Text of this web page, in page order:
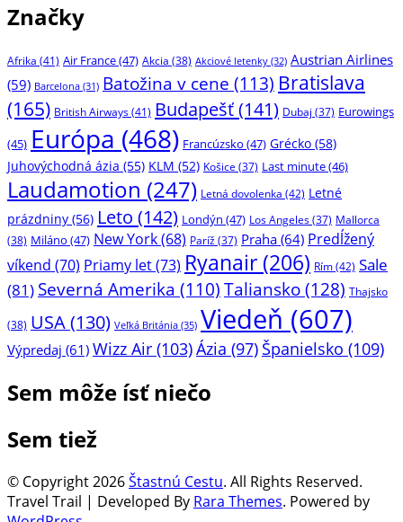
Značky
Afrika (41) Air France (47) Akcia (38) Akciové letenky (32) Austrian Airlines
(59) Barcelona (31) Batožina v cene (113) Bratislava
(165) British Airways (41) Budapešť (141) Dubaj (37) Eurowings
(45) Európa (468) Francúzsko (47) Grécko (58)
Juhovýchodná ázia (55) KLM (52) Košice (37) Last minute (46)
Laudamotion (247) Letná dovolenka (42) Letné
prázdniny (56) Leto (142) Londýn (47) Los Angeles (37) Mallorca
(38) Miláno (47) New York (68) Paríž (37) Praha (64) Predĺžený
víkend (70) Priamy let (73) Ryanair (206) Rím (42) Sale
(81) Severná Amerika (110) Taliansko (128) Thajsko
(38) USA (130) Veľká Británia (35) Viedeň (607)
Výpredaj (61) Wizz Air (103)Ázia (97) Španielsko (109)
Sem môže ísť niečo
Sem tiež
© Copyright 2026Štastnú Cestu. All Rights Reserved.
Travel Trail | Developed By Rara Themes. Powered by